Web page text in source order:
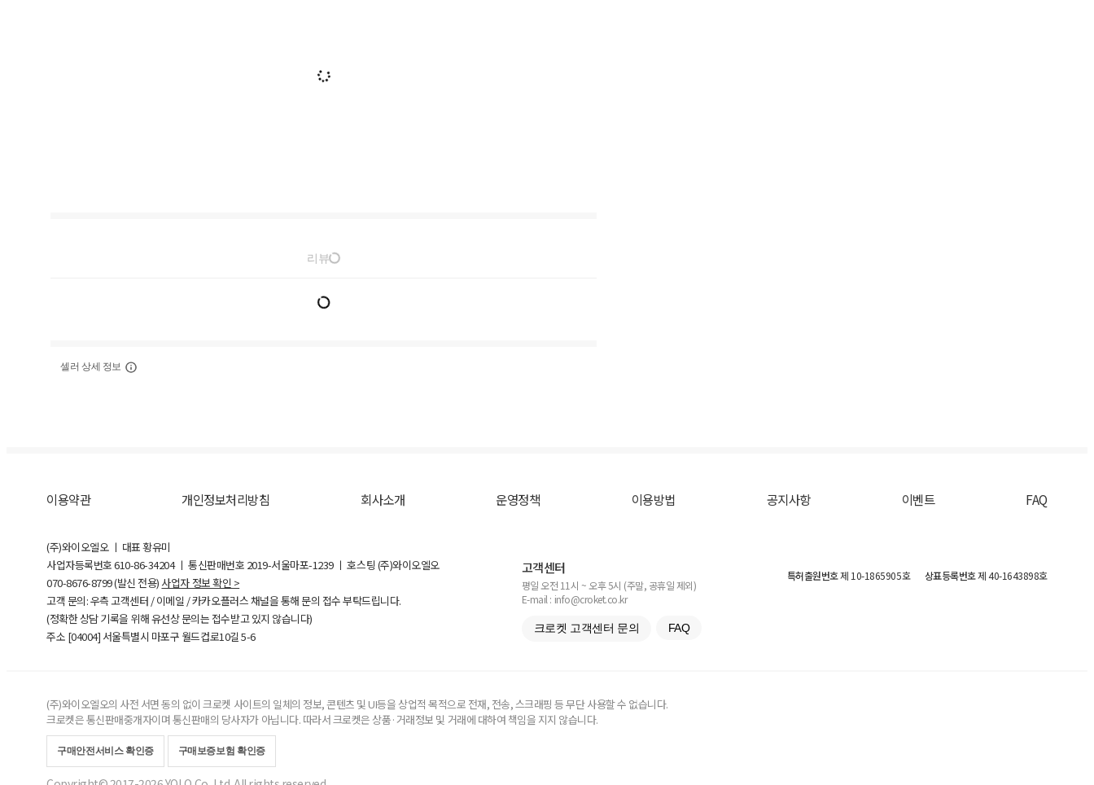
리뷰
셀러 상세 정보
이용약관 개인정보처리방침 회사소개 운영정책 이용방법 공지사항 이벤트 FAQ
(주)와이오엘오 ㅣ 대표 황유미
사업자등록번호610-86-34204ㅣ 통신판매번호 2019-서울마포-1239 ㅣ 호스팅 (주)와이오엘오
070-8676-8799 (발신 전용) 사업자 정보 확인 >
고객 문의: 우측 고객센터 / 이메일 / 카카오플러스 채널을 통해 문의 접수 부탁드립니다.
(정확한 상담 기록을 위해 유선상 문의는 접수받고 있지 않습니다)
주소 [04004] 서울특별시 마포구 월드컵로10길5-6
고객센터
평일 오전 11시 ~ 오후 5시 (주말, 공휴일 제외)
E-mail : info@croket.co.kr
크로켓 고객센터 문의 FAQ
특허출원번호제 10-1865905호 상표등록번호제 40-1643898호
(주)와이오엘오의 사전 서면 동의 없이 크로켓 사이트의 일체의 정보, 콘텐츠 및 UI등을 상업적 목적으로 전재, 전송, 스크래핑 등 무단 사용할 수 없습니다.
크로켓은 통신판매중개자이며 통신판매의 당사자가 아닙니다. 따라서 크로켓은 상품·거래정보 및 거래에 대하여 책임을 지지 않습니다.
구매안전서비스 확인증 구매보증보험 확인증